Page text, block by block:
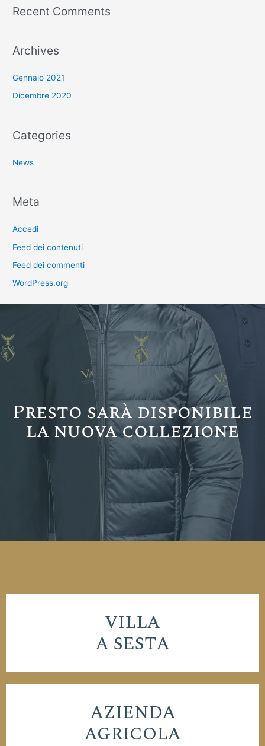
Recent Comments
Archives
Gennaio 2021
Dicembre 2020
Categories
News
Meta
Accedi
Feed dei contenuti
Feed dei commenti
WordPress.org
Presto sarà disponibile
la nuova collezione
VILLA
A SESTA
AZIENDA
AGRICOLA